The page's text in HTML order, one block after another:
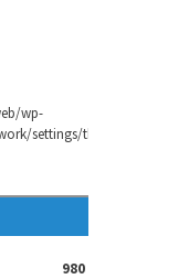
wp-
settings/theme-
980